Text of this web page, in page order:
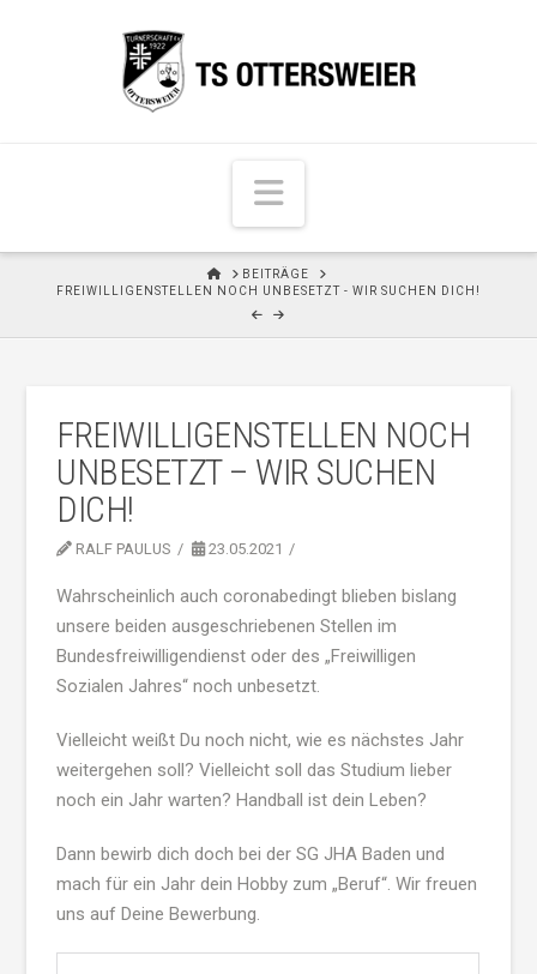
N
a
v
i
g
i
o
n
O
BEITRÄGE
FREIWILLIGENSTELLEN NOCH UNBESETZT - WIR SUCHEN DICH!
FREIWILLIGENSTELLEN NOCH
UNBESETZT – WIR SUCHEN
DICH!
RALF PAULUS 23.05.2021
Wahrscheinlich auch coronabedingt blieben bislang
unsere beiden ausgeschriebenen Stellen im
Bundesfreiwilligendienst oder des „Freiwilligen
Sozialen Jahres“ noch unbesetzt.
Vielleicht weißt Du noch nicht, wie es nächstes Jahr
weitergehen soll? Vielleicht soll das Studium lieber
noch ein Jahr warten? Handball ist dein Leben?
Dann bewirb dich doch bei der SG JHA Baden und
mach für ein Jahr dein Hobby zum „Beruf“. Wir freuen
uns auf Deine Bewerbung.